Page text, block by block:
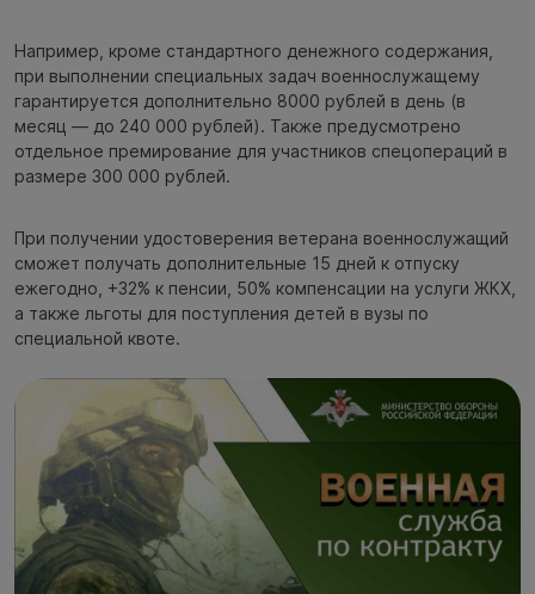
Например, кроме стандартного денежного содержания,
при выполнении специальных задач военнослужащему
гарантируется дополнительно 8000 рублей в день (в
месяц — до 240 000 рублей). Также предусмотрено
отдельное премирование для участников спецопераций в
размере 300 000 рублей.
При получении удостоверения ветерана военнослужащий
сможет получать дополнительные 15 дней к отпуску
ежегодно, +32% к пенсии, 50% компенсации на услуги ЖКХ,
а также льготы для поступления детей в вузы по
специальной квоте.